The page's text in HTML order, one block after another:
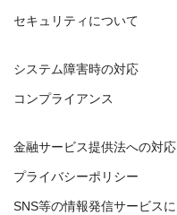
セキュリティについて
システム障害時の対応
コンプライアンス
金融サービス提供法への対応
プライバシーポリシー
SNS等の情報発信サービスに